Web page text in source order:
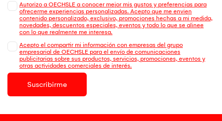
Autorizo a OECHSLE a conocer mejor mis gustos y preferencias para
ofrecerme experiencias personalizadas. Acepto que me envien
contenido personalizado, exclusivo, promociones hechas a mi medida,
novedades, descuentos especiales, eventos y todo lo que se alinee
con lo que realmente me interesa.
Acepto el compartir mi información con empresas del grupo
empresarial de OECHSLE para el envío de comunicaciones
publicitarias sobre sus productos, servicios, promociones, eventos y
otras actividades comerciales de interés.
Suscribirme